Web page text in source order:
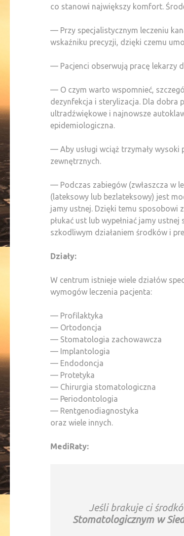
co stanowi największy komfort.
— Przy specjalistycznym leczeniu
wskaźniku precyzji, dzięki czemu
— Pacjenci obserwują pracę lekarzy
— O czym warto wspomnieć,
dezynfekcja i sterylizacja. Dla dobra
ultradźwiękowe i najnowsze
epidemiologiczna.
— Aby usługi wciąż trzymały wysoki
zewnętrznych.
— Podczas zabiegów (zwłaszcza w
(lateksowy lub bezlateksowy) jest
jamy ustnej. Dzięki temu sposobowi
płukać ust lub wypełniać jamy
szkodliwym działaniem środków i
Działy:
W centrum istnieje wiele działów
wymogów leczenia pacjenta:
— Profilaktyka
— Ortodoncja
— Stomatologia zachowawcza
— Implantologia
— Endodoncja
— Protetyka
— Chirurgia stomatologiczna
— Periodontologia
— Rentgenodiagnostyka
oraz wiele innych.
MediRaty:
Jeśli brakuje ci
Stomatologicznym w